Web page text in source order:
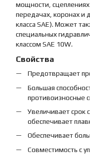
мощности,
передачах, коронах и
класса SAE). Может
специальных
классом SAE 10W.
Свойства
Предотвращает
Большая
противоизносные
Увеличивает срок
обеспечивает
Обеспечивает
Совместимость с